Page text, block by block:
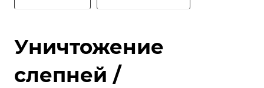
Уничтожение
слепней /